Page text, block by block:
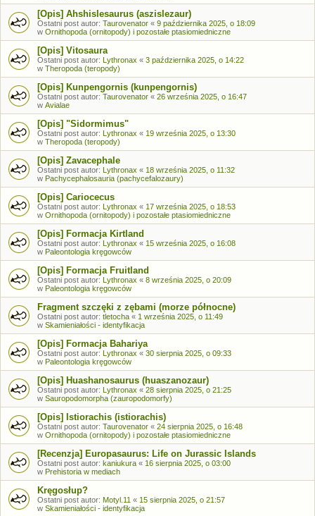
[Opis] Ahshislesaurus (aszislezaur)
Ostatni post autor: Taurovenator « 9 października 2025, o 18:09
w Ornithopoda (ornitopody) i pozostałe ptasiomiedniczne
[Opis] Vitosaura
Ostatni post autor: Lythronax « 3 października 2025, o 14:22
w Theropoda (teropody)
[Opis] Kunpengornis (kunpengornis)
Ostatni post autor: Taurovenator « 26 września 2025, o 16:47
w Avialae
[Opis] "Sidormimus"
Ostatni post autor: Lythronax « 19 września 2025, o 13:30
w Theropoda (teropody)
[Opis] Zavacephale
Ostatni post autor: Lythronax « 18 września 2025, o 11:32
w Pachycephalosauria (pachycefalozaury)
[Opis] Cariocecus
Ostatni post autor: Lythronax « 17 września 2025, o 18:53
w Ornithopoda (ornitopody) i pozostałe ptasiomiedniczne
[Opis] Formacja Kirtland
Ostatni post autor: Lythronax « 15 września 2025, o 16:08
w Paleontologia kręgowców
[Opis] Formacja Fruitland
Ostatni post autor: Lythronax « 8 września 2025, o 20:09
w Paleontologia kręgowców
Fragment szczęki z zębami (morze północne)
Ostatni post autor: tletocha « 1 września 2025, o 11:49
w Skamieniałości - identyfikacja
[Opis] Formacja Bahariya
Ostatni post autor: Lythronax « 30 sierpnia 2025, o 09:33
w Paleontologia kręgowców
[Opis] Huashanosaurus (huaszanozaur)
Ostatni post autor: Lythronax « 28 sierpnia 2025, o 21:25
w Sauropodomorpha (zauropodomorfy)
[Opis] Istiorachis (istiorachis)
Ostatni post autor: Taurovenator « 24 sierpnia 2025, o 16:48
w Ornithopoda (ornitopody) i pozostałe ptasiomiedniczne
[Recenzja] Europasaurus: Life on Jurassic Islands
Ostatni post autor: kaniukura « 16 sierpnia 2025, o 03:00
w Prehistoria w mediach
Kręgosłup?
Ostatni post autor: Motyl.11 « 15 sierpnia 2025, o 21:57
w Skamieniałości - identyfikacja